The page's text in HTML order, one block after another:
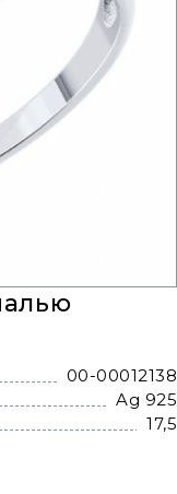
00-00012138
Ag 925
17,5